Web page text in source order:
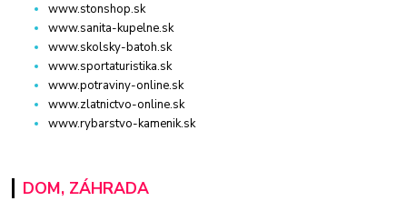
www.stonshop.sk
www.sanita-kupelne.sk
www.skolsky-batoh.sk
www.sportaturistika.sk
www.potraviny-online.sk
www.zlatnictvo-online.sk
www.rybarstvo-kamenik.sk
DOM, ZÁHRADA